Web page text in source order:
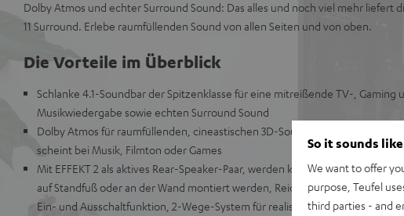
Dolby Atmos und echter Surround Sound: Das alles und noch viel mehr liefert
11 Surround. Erlebe raumfüllenden Sound von allen Seiten und von oben.
Die Vorteile im Überblick
Schlanke 4.1-Soundbar der Spitzenklasse für eine mitreißende TV-, Gaming
Musikwiedergabe sowie echten Surround Sound
Dolby Atmos für raumfüllenden, cineastischen 3D-Sound, der auch von oben
scheint bei Musik, Filmton oder Games
Mit EFFEKT 2 als aktives Rear-Speaker-Paar, werden kabellos per Funk
auf Standfuß oder an der Wand montiert werden, Reichweiten von bis zu 15
Ein- und Ausschaltfunktion, 2-Wege-System für realistischen Surround-
So it sounds
We want to offer
purpose, Teufel
third parties - and